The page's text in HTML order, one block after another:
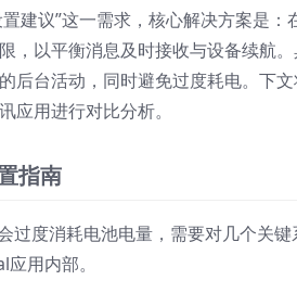
建议”这一需求，核心解决方案是
，以平衡消息及时接收与设备续航
后台活动，同时避免过度耗电。下
应用进行对比分析。
指南
过度消耗电池电量，需要对几个关
用内部。